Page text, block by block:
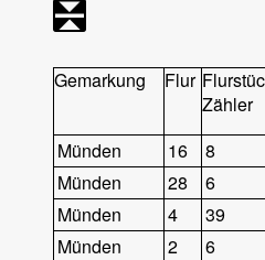
Gemarkung Flur
Zähler
Münden 16 8
Münden
28 6
Münden
4 39
Münden
2 6